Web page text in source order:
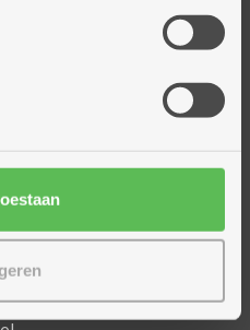
combineren met andere